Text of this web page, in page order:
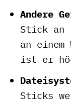
Andere
Stick an
an einem
ist er
Sticks